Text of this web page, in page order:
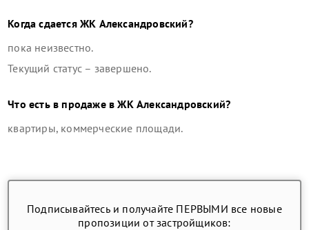
Когда сдаетсяЖК Александровский?
пока неизвестно.
Текущий статус – завершено.
Что есть в продаже вЖК Александровский?
квартиры, коммерческие площади.
Подписывайтесь и получайте ПЕРВЫМИ все новые
пропозиции от застройщиков: